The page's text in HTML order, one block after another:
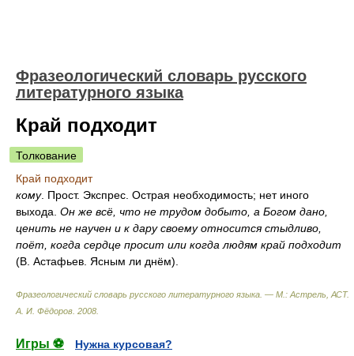
Фразеологический словарь русского
литературного языка
Край подходит
Толкование
Край подходит
кому. Прост. Экспрес. Острая необходимость; нет иного
выхода. Он же всё, что не трудом добыто, а Богом дано,
ценить не научен и к дару своему относится стыдливо,
поёт, когда сердце просит или когда людям край подходит
(В. Астафьев. Ясным ли днём).
Фразеологический словарь русского литературного языка. — М.: Астрель, АСТ.
А. И. Фёдоров 2008
Игры ⚽
Нужна курсовая?